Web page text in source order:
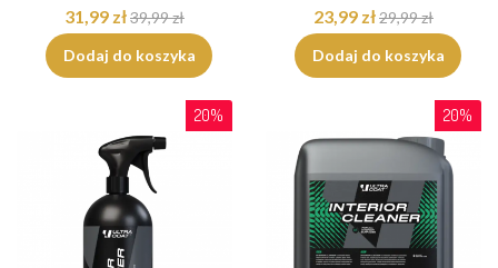
31,99 zł39,99 zł
Dodaj do koszyka
23,99 zł29,99 zł
Dodaj do koszyka
20% 20%